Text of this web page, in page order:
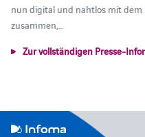
nun digital und nahtlos mit
zusammen,…
Zur vollständigen Presse-